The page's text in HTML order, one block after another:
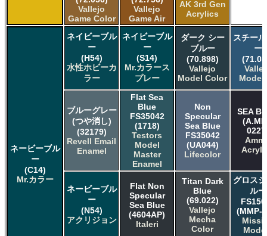
Vallejo
Game Color
Vallejo
Game Air
AK 3rd Gen
Acrylics
ネービーブル
ー
(C14)
Mr.カラー
ネイビーブル
ー
(H54)
水性ホビーカ
ラー
ネイビーブル
ー
(S14)
Mr.カラース
プレー
ダーク シー
ブルー
(70.898)
Vallejo
Model Color
スチー
ー
Model
ブルーグレー
(つや消し)
(32179)
Revell Email
Enamel
Flat Sea
Blue
FS35042
(1718)
Testors
Model
Master
Enamel
Non
Specular
Sea Blue
FS35042
(UA044)
Lifecolor
SEA
ネービーブル
ー
(N54)
アクリジョン
Flat Non
Specular
Sea Blue
(4604AP)
Italeri
Titan Dark
Blue
(69.022)
Vallejo
Mecha
Color
グロス
ルー
(MMP-